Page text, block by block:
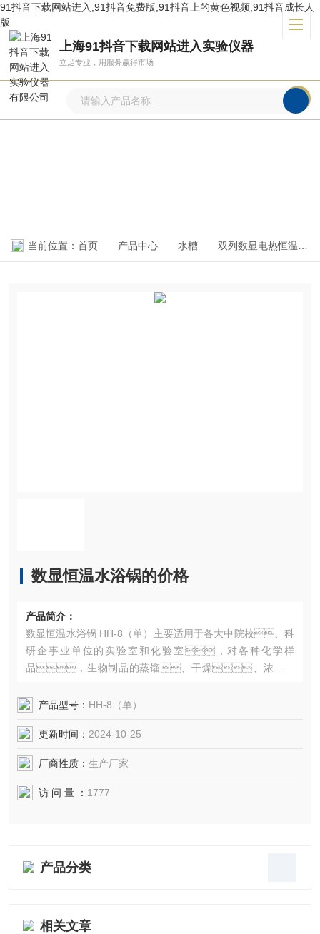
91抖音下载网站进入,91抖音免费版,91抖音上的黄色视频,91抖音成长人
版
上海91抖音下载网站进入实验仪器
立足专业，用服务赢得市场
当前位置： 首页 产品中心 水槽 双列数显电热恒温水浴锅
数显恒温水浴锅的价格
产品简介：
数显恒温水浴锅 HH-8（单）主要适用于各大中院校、科
研企事业单位的实验室和化验室，对各种化学样
品，生物制品的蒸馏、干燥、浓缩及
该水浴锅集一般恒温水浴锅之优点：内胆采用**不锈钢
盖。外壳采用冷板喷朔，提高了整机的防
腐能力。
产品型号： HH-8（单）
更新时间： 2024-10-25
厂商性质： 生产厂家
访 问 量 ： 1777
产品分类
相关文章